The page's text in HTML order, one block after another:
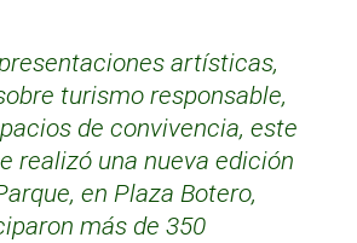
artísticas,
turismo responsable,
de convivencia, este
realizó una nueva edición
en Plaza Botero,
más de 350